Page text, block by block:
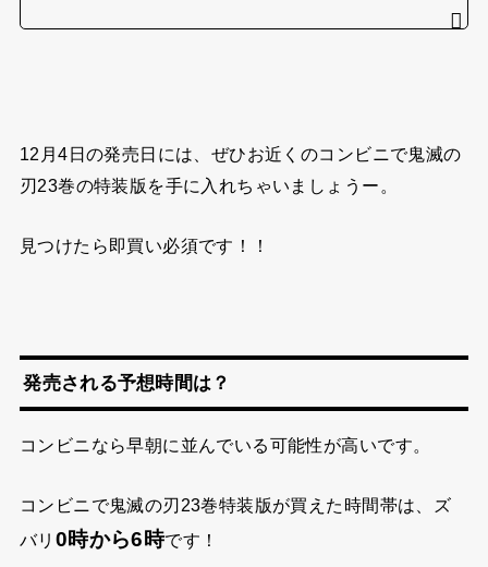
12月4日の発売日には、ぜひお近くのコンビニで鬼滅の
刃23巻の特装版を手に入れちゃいましょうー。
見つけたら即買い必須です！！
発売される予想時間は？
コンビニなら早朝に並んでいる可能性が高いです。
コンビニで鬼滅の刃23巻特装版が買えた時間帯は、ズ
バリ 0時から6時です！